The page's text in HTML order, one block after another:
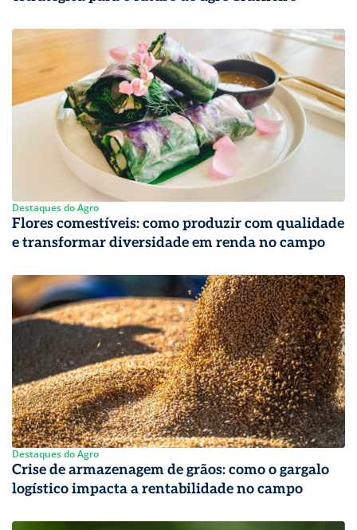
Destaques do Agro
Flores comestíveis: como produzir com qualidade
e transformar diversidade em renda no campo
Destaques do Agro
Crise de armazenagem de grãos: como o gargalo
logístico impacta a rentabilidade no campo